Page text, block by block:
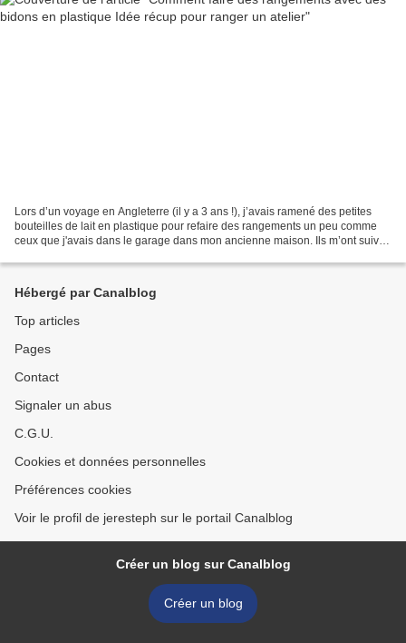
Lors d’un voyage en Angleterre (il y a 3 ans !), j’avais ramené des petites
bouteilles de lait en plastique pour refaire des rangements un peu comme
ceux que j'avais dans le garage dans mon ancienne maison. Ils m’ont suivi
Hébergé par Canalblog
Top articles
Pages
Contact
Signaler un abus
C.G.U.
Cookies et données personnelles
Préférences cookies
Voir le profil de jeresteph sur le portail Canalblog
Créer un blog sur Canalblog
Créer un blog